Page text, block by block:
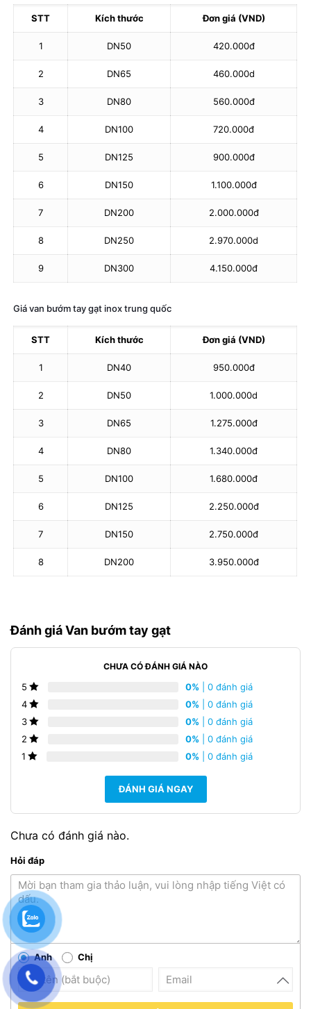
STT Kích thước Đơn giá (VND)
1 DN50 420.000đ
2 DN65 460.000d
3 DN80 560.000đ
4 DN100 720.000đ
5 DN125 900.000đ
6 DN150 1.100.000đ
7 DN200 2.000.000đ
8 DN250 2.970.000d
9 DN300 4.150.000đ
Giá van bướm tay gạt inox trung quốc
STT Kích thước Đơn giá (VND)
1 DN40 950.000đ
2 DN50 1.000.000d
3 DN65 1.275.000đ
4 DN80 1.340.000đ
5 DN100 1.680.000đ
6 DN125 2.250.000đ
7 DN150 2.750.000đ
8 DN200 3.950.000đ
Đánh giá Van bướm tay gạt
CHƯA CÓ ĐÁNH GIÁ NÀO
5 0% | 0 đánh giá
4
0% | 0 đánh giá
3
0% | 0 đánh giá
2
0% | 0 đánh giá
1
0% | 0 đánh giá
ĐÁNH GIÁ NGAY
Chưa có đánh giá nào.
Hỏi đáp
Anh Chị